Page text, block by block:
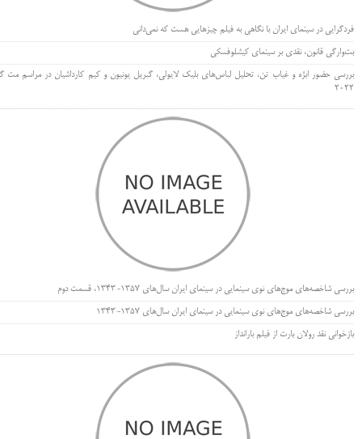
فردگرایی در سینمای ایران با نگاهی به فیلم چیزهایی هست که نمی‌دانی
بت‌وارگی قانون، نقدی بر سینمای کیشلوفسکی
بررسی حضور ابژه و غیاب تن، تحلیل لباس‌های بلیک لایولی، گبریل یونیون و کیم کارداشیان در مراسم مت
۲۰۲۲
بررسی شاخصه‌های موج‌های نوی سینمایی در سینمای ایران سال‌های 1357-1343، قسمت دوم
بررسی شاخصه‌های موج‌های نوی سینمایی در سینمای ایران سال‌های 1357-1343
بازخوانی نقد رولان بارت از فیلم بارانداز